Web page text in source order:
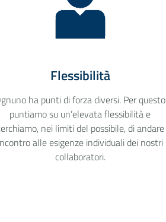
Flessibilità
ha punti di forza diversi. Per questo
puntiamo su un’elevata flessibilità e
nei limiti del possibile, di andare
alle esigenze individuali dei nostri
collaboratori.